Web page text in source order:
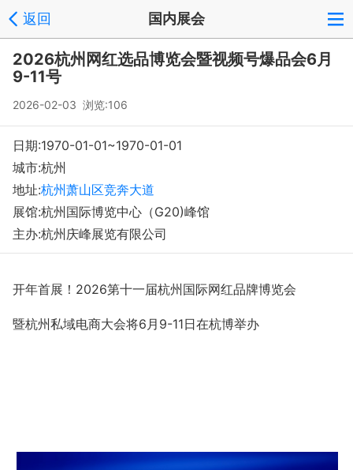
返回 国内展会
2026杭州网红选品博览会暨视频号爆品会6月
9-11号
2026-02-03 浏览:106
日期:1970-01-01~1970-01-01
城市:杭州
地址:杭州萧山区竞奔大道
展馆:杭州国际博览中心（G20)峰馆
主办:杭州庆峰展览有限公司
开年首展！ 2026第十一届杭州国际网红品牌博览会
暨杭州私域电商大会将6月9-11日在杭博举办
注册 反馈
Copyright © 2008-2018 环球会展网 fairglobal.com.cn 版权所有